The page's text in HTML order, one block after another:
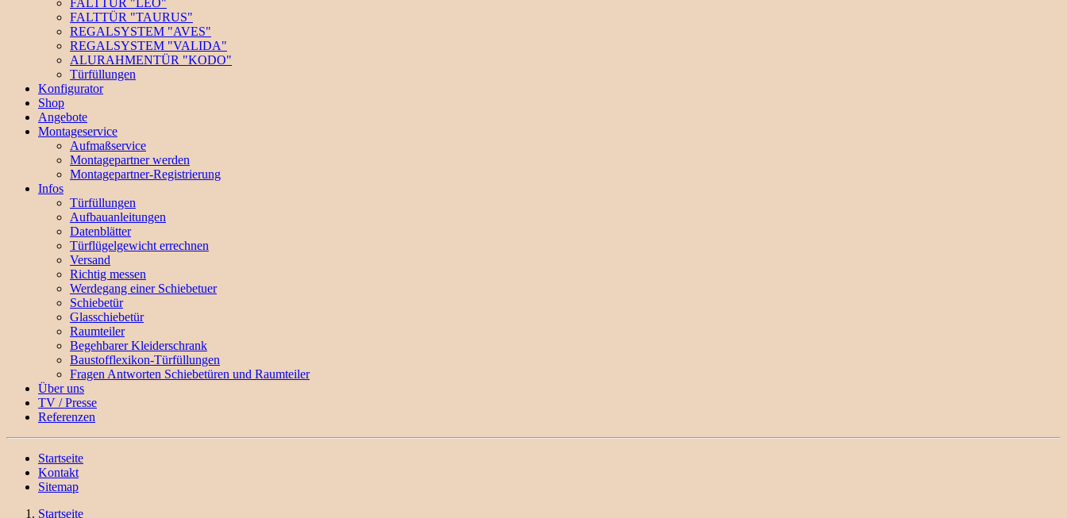
FALTTÜR "TAURUS"
REGALSYSTEM "AVES"
REGALSYSTEM "VALIDA"
ALURAHMENTÜR "KODO"
Türfüllungen
Konfigurator
Shop
Angebote
Montageservice
Aufmaßservice
Montagepartner werden
Montagepartner-Registrierung
Infos
Türfüllungen
Aufbauanleitungen
Datenblätter
Türflügelgewicht errechnen
Versand
Richtig messen
Werdegang einer Schiebetuer
Schiebetür
Glasschiebetür
Raumteiler
Begehbarer Kleiderschrank
Baustofflexikon-Türfüllungen
Fragen Antworten Schiebetüren und Raumteiler
Über uns
TV / Presse
Referenzen
Startseite
Kontakt
Sitemap
Startseite